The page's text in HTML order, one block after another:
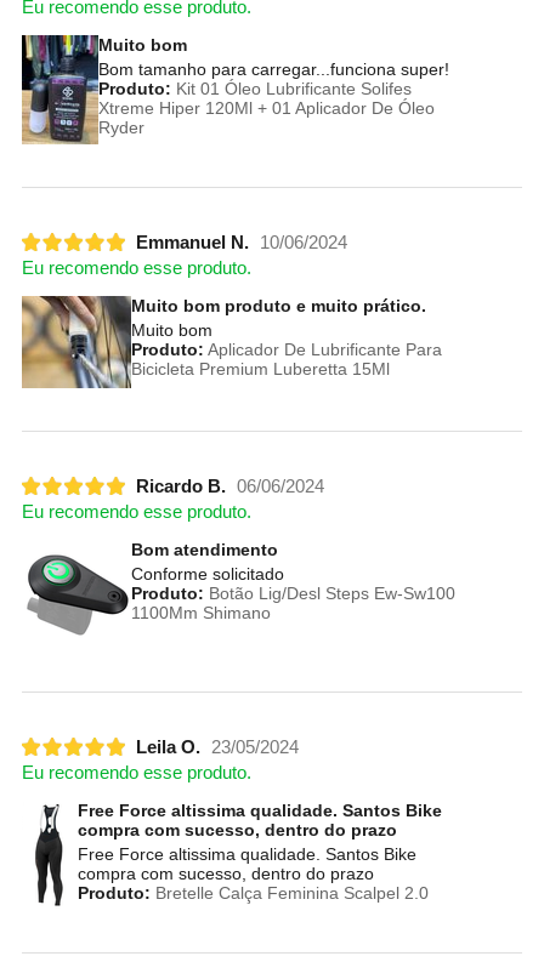
Eu recomendo esse produto.
Muito bom
Bom tamanho para carregar...funciona super!
Produto: Kit 01 Óleo Lubrificante Solifes
Xtreme Hiper 120Ml + 01 Aplicador De Óleo
Ryder
Emmanuel N.
10/06/2024
Eu recomendo esse produto.
Muito bom produto e muito prático.
Muito bom
Produto: Aplicador De Lubrificante Para
Bicicleta Premium Luberetta 15Ml
Ricardo B. 06/06/2024
Eu recomendo esse produto.
Bom atendimento
Conforme solicitado
Produto: Botão Lig/Desl Steps Ew-Sw100
1100Mm Shimano
Leila O.
23/05/2024
Eu recomendo esse produto.
Free Force altissima qualidade. Santos Bike
compra com sucesso, dentro do prazo
Free Force altissima qualidade. Santos Bike
compra com sucesso, dentro do prazo
Produto: Bretelle Calça Feminina Scalpel 2.0